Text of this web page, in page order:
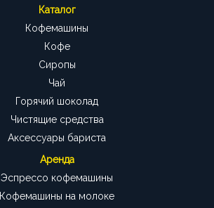
Каталог
Кофемашины
Кофе
Сиропы
Чай
Горячий шоколад
Чистящие средства
Аксессуары бариста
Аренда
Эспрессо кофемашины
Кофемашины на молоке